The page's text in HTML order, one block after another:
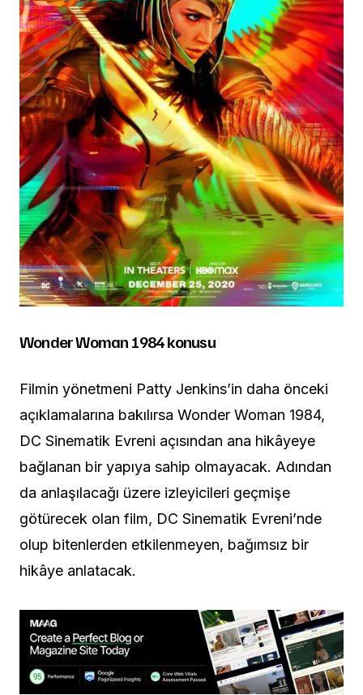
Wonder Woman 1984 konusu
Filmin yönetmeni Patty Jenkins’in daha önceki
açıklamalarına bakılırsa Wonder Woman 1984,
DC Sinematik Evreni açısından ana hikâyeye
bağlanan bir yapıya sahip olmayacak. Adından
da anlaşılacağı üzere izleyicileri geçmişe
götürecek olan film, DC Sinematik Evreni’nde
olup bitenlerden etkilenmeyen, bağımsız bir
hikâye anlatacak.